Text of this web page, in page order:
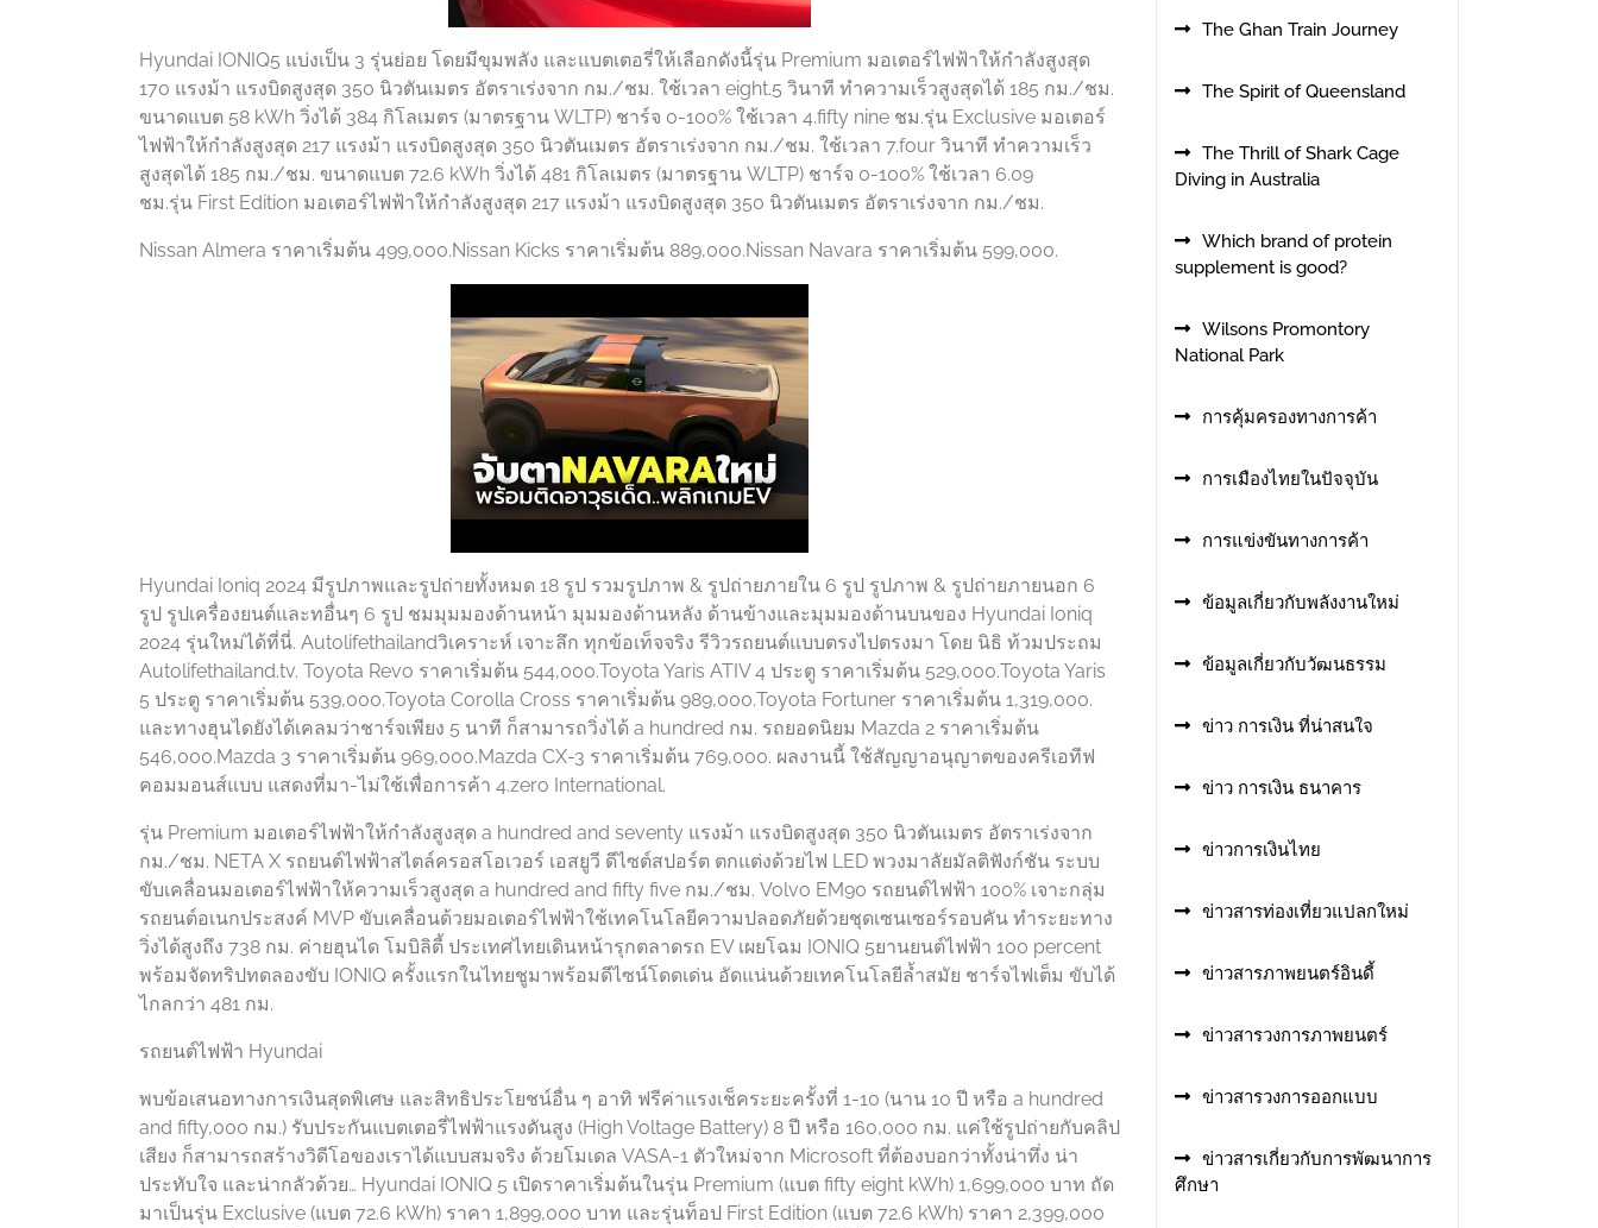
Hyundai IONIQ5 แบ่งเป็น 3 รุ่นย่อย โดยมีขุมพลัง และแบตเตอรี่ให้เลือกดังนี้รุ่น Premium มอเตอร์ไฟฟ้าให้กำลังสูงสุด
170 แรงม้า แรงบิดสูงสุด 350 นิวตันเมตร อัตราเร่งจาก กม./ชม. ใช้เวลา eight.5 วินาที ทำความเร็วสูงสุดได้ 185 กม./ชม.
ขนาดแบต 58 kWh วิ่งได้ 384 กิโลเมตร (มาตรฐาน WLTP) ชาร์จ 0-100% ใช้เวลา 4.fifty nine ชม.รุ่น Exclusive มอเตอร์
ไฟฟ้าให้กำลังสูงสุด 217 แรงม้า แรงบิดสูงสุด 350 นิวตันเมตร อัตราเร่งจาก กม./ชม. ใช้เวลา 7.four วินาที ทำความเร็ว
สูงสุดได้ 185 กม./ชม. ขนาดแบต 72.6 kWh วิ่งได้ 481 กิโลเมตร (มาตรฐาน WLTP) ชาร์จ 0-100% ใช้เวลา 6.09
ชม.รุ่น First Edition มอเตอร์ไฟฟ้าให้กำลังสูงสุด 217 แรงม้า แรงบิดสูงสุด 350 นิวตันเมตร อัตราเร่งจาก กม./ชม.
Nissan Almera ราคาเริ่มต้น 499,000.Nissan Kicks ราคาเริ่มต้น 889,000.Nissan Navara ราคาเริ่มต้น 599,000.
Hyundai Ioniq 2024 มีรูปภาพและรูปถ่ายทั้งหมด 18 รูป รวมรูปภาพ & รูปถ่ายภายใน 6 รูป รูปภาพ & รูปถ่ายภายนอก 6
รูป รูปเครื่องยนต์และทอื่นๆ 6 รูป ชมมุมมองด้านหน้า มุมมองด้านหลัง ด้านข้างและมุมมองด้านบนของ Hyundai Ioniq
2024 รุ่นใหม่ได้ที่นี่. Autolifethailandวิเคราะห์ เจาะลึก ทุกข้อเท็จจริง รีวิวรถยนต์แบบตรงไปตรงมา โดย นิธิ ท้วมประถม
Autolifethailand.tv. Toyota Revo ราคาเริ่มต้น 544,000.Toyota Yaris ATIV 4 ประตู ราคาเริ่มต้น 529,000.Toyota Yaris
5 ประตู ราคาเริ่มต้น 539,000.Toyota Corolla Cross ราคาเริ่มต้น 989,000.Toyota Fortuner ราคาเริ่มต้น 1,319,000.
และทางฮุนไดยังได้เคลมว่าชาร์จเพียง 5 นาที ก็สามารถวิ่งได้ a hundred กม. รถยอดนิยม Mazda 2 ราคาเริ่มต้น
546,000.Mazda 3 ราคาเริ่มต้น 969,000.Mazda CX-3 ราคาเริ่มต้น 769,000. ผลงานนี้ ใช้สัญญาอนุญาตของครีเอทีฟ
คอมมอนส์แบบ แสดงที่มา-ไม่ใช้เพื่อการค้า 4.zero International.
รุ่น Premium มอเตอร์ไฟฟ้าให้กำลังสูงสุด a hundred and seventy แรงม้า แรงบิดสูงสุด 350 นิวตันเมตร อัตราเร่งจาก
กม./ชม. NETA X รถยนต์ไฟฟ้าสไตล์ครอสโอเวอร์ เอสยูวี ดีไซต์สปอร์ต ตกแต่งด้วยไฟ LED พวงมาลัยมัลติฟังก์ชัน ระบบ
ขับเคลื่อนมอเตอร์ไฟฟ้าให้ความเร็วสูงสุด a hundred and fifty five กม./ชม. Volvo EM90 รถยนต์ไฟฟ้า 100% เจาะกลุ่ม
รถยนต์อเนกประสงค์ MVP ขับเคลื่อนด้วยมอเตอร์ไฟฟ้าใช้เทคโนโลยีความปลอดภัยด้วยชุดเซนเซอร์รอบคัน ทำระยะทาง
วิ่งได้สูงถึง 738 กม. ค่ายฮุนได โมบิลิตี้ ประเทศไทยเดินหน้ารุกตลาดรถ EV เผยโฉม IONIQ 5ยานยนต์ไฟฟ้า 100 percent
พร้อมจัดทริปทดลองขับ IONIQ ครั้งแรกในไทยชูมาพร้อมดีไซน์โดดเด่น อัดแน่นด้วยเทคโนโลยีล้ำสมัย ชาร์จไฟเต็ม ขับได้
ไกลกว่า 481 กม.
รถยนต์ไฟฟ้า Hyundai
พบข้อเสนอทางการเงินสุดพิเศษ และสิทธิประโยชน์อื่น ๆ อาทิ ฟรีค่าแรงเช็คระยะครั้งที่ 1-10 (นาน 10 ปี หรือ a hundred
and fifty,000 กม.) รับประกันแบตเตอรี่ไฟฟ้าแรงดันสูง (High Voltage Battery) 8 ปี หรือ 160,000 กม. แค่ใช้รูปถ่ายกับคลิป
เสียง ก็สามารถสร้างวิดีโอของเราได้แบบสมจริง ด้วยโมเดล VASA-1 ตัวใหม่จาก Microsoft ที่ต้องบอกว่าทั้งน่าทึ่ง น่า
ประทับใจ และน่ากลัวด้วย… Hyundai IONIQ 5 เปิดราคาเริ่มต้นในรุ่น Premium (แบต fifty eight kWh) 1,699,000 บาท ถัด
มาเป็นรุ่น Exclusive (แบต 72.6 kWh) ราคา 1,899,000 บาท และรุ่นท็อป First Edition (แบต 72.6 kWh) ราคา 2,399,000
The Ghan Train Journey
The Spirit of Queensland
The Thrill of Shark Cage
Diving in Australia
Which brand of protein
supplement is good?
Wilsons Promontory
National Park
การคุ้มครองทางการค้า
การเมืองไทยในปัจจุบัน
การแข่งขันทางการค้า
ข้อมูลเกี่ยวกับพลังงานใหม่
ข้อมูลเกี่ยวกับวัฒนธรรม
ข่าว การเงิน ที่น่าสนใจ
ข่าว การเงิน ธนาคาร
ข่าวการเงินไทย
ข่าวสารท่องเที่ยวแปลกใหม่
ข่าวสารภาพยนตร์อินดี้
ข่าวสารวงการภาพยนตร์
ข่าวสารวงการออกแบบ
ข่าวสารเกี่ยวกับการพัฒนาการ
ศึกษา